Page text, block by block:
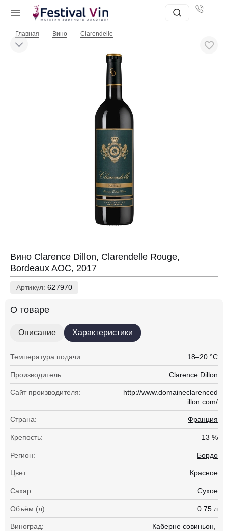
Главная — Вино — Clarendelle
Вино Clarence Dillon, Clarendelle Rouge,
Bordeaux AOC, 2017
Артикул:627970
О товаре
Описание Характеристики
Температура подачи: 18–20 °С
Производитель: Clarence Dillon
Сайт производителя:
http://www.domaineclarenced
illon.com/
Страна: Франция
Крепость: 13 %
Регион: Бордо
Цвет: Красное
Сахар: Сухое
Объём (л): 0.75 л
Виноград:
Каберне совиньон